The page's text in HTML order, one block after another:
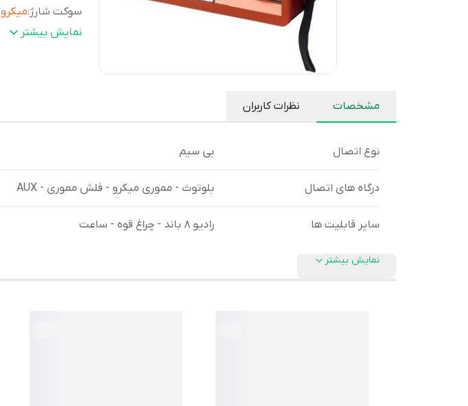
سوکت شارژ:میکرو USB
سایز باند:3 اینچ
نمایش بیشتر
مشخصات نظرات کاربران
نوع اتصال بی سیم
درگاه های اتصال بلوتوث - مموری میکرو - فلش مموری - AUX
سایر قابلیت ها رادیو 8 باند - چراغ قوه - ساعت
نمایش بیشتر